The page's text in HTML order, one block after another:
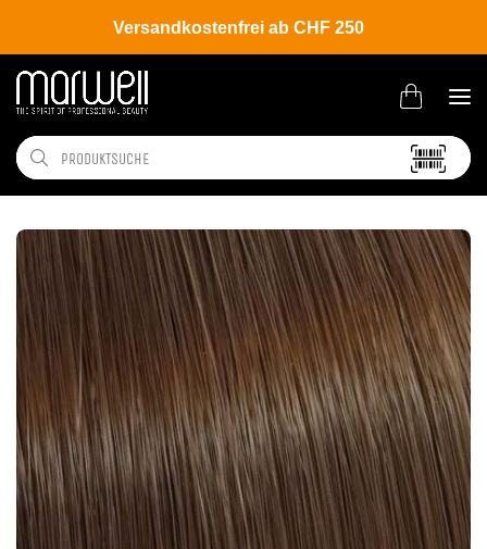
Versandkostenfrei ab CHF 250
Shop Brands Wella